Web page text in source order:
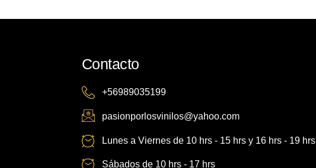
Contacto
+56989035199
pasionporlosvinilos@yahoo.com
Lunes a Viernes de 10 hrs - 15 hrs y 16 hrs - 19 hrs
Sábados de 10 hrs - 17 hrs